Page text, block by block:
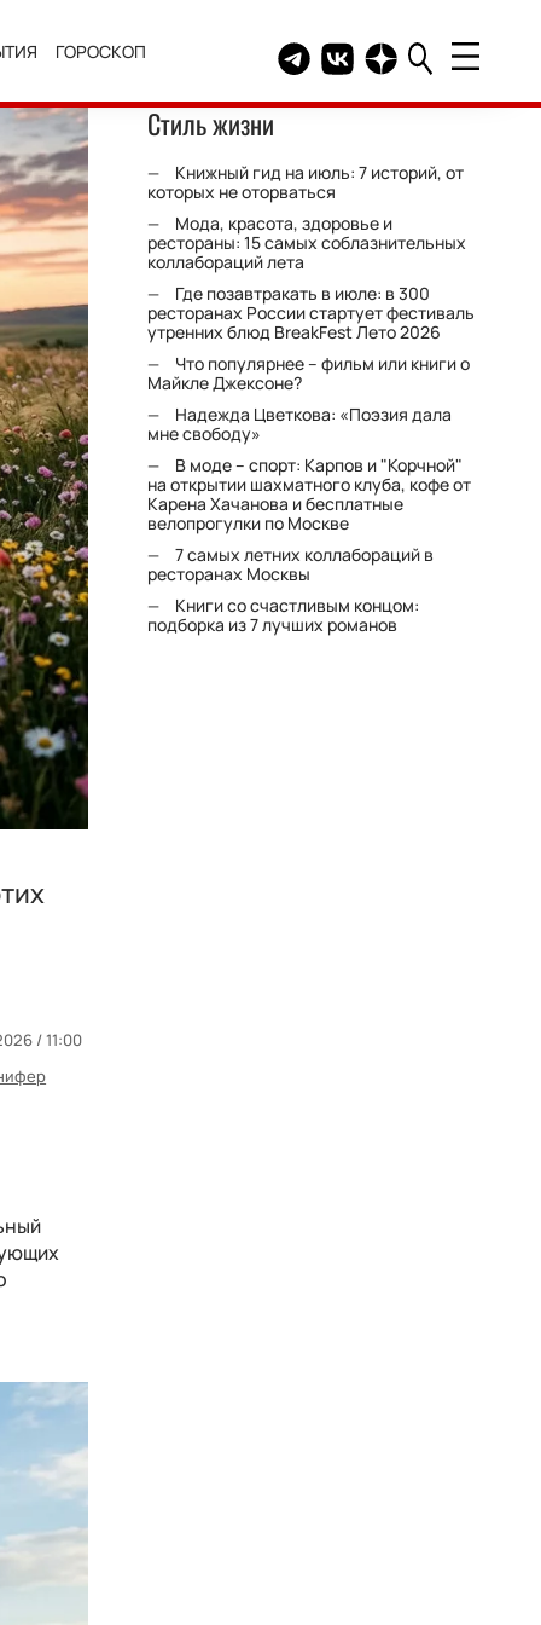
ГОРОСКОП Telegram канал HELLO
Группа HELLO
Канал HELLO в
/ 11:00
Стиль жизни
Книжный гид на июль: 7 историй, от
которых не оторваться
Мода, красота, здоровье и
рестораны: 15 самых соблазнительных
коллабораций лета
Где позавтракать в июле: в 300
ресторанах России стартует фестиваль
утренних блюд BreakFest Лето 2026
Что популярнее – фильм или книги о
Майкле Джексоне?
Надежда Цветкова: «Поэзия дала
мне свободу»
В моде – спорт: Карпов и "Корчной"
на открытии шахматного клуба, кофе от
Карена Хачанова и бесплатные
велопрогулки по Москве
7 самых летних коллабораций в
ресторанах Москвы
Книги со счастливым концом:
подборка из 7 лучших романов